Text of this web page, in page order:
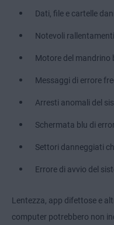
Dati, file e cartelle
Notevoli rallentamenti
Motore del mandrino
Messaggi di errore
Arresti anomali del
Schermata blu di
Settori danneggiati
Errore di avvio del
Lentezza, app difettose e
computer potrebbero non